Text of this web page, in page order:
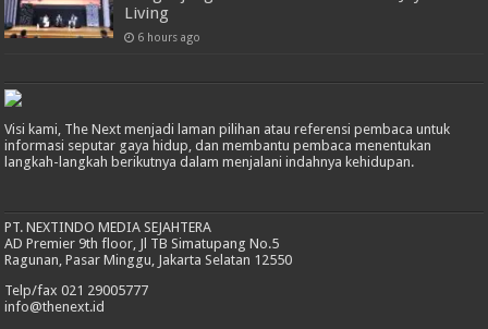
Living
6 hours ago
Visi kami, The Next menjadi laman pilihan atau referensi pembaca untuk
informasi seputar gaya hidup, dan membantu pembaca menentukan
langkah-langkah berikutnya dalam menjalani indahnya kehidupan.
PT. NEXTINDO MEDIA SEJAHTERA
AD Premier 9th floor, Jl TB Simatupang No.5
Ragunan, Pasar Minggu, Jakarta Selatan 12550
Telp/fax 021 29005777
info@thenext.id